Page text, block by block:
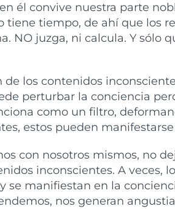
él convive nuestra parte
tiene tiempo, de ahí que los
NO juzga, ni calcula. Y sólo
los contenidos
perturbar la conciencia
como un filtro,
estos pueden
con nosotros mismos, no
inconscientes. A veces,
se manifiestan en la
nos generan